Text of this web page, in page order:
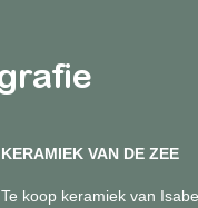
KERAMIEK VAN DE ZEE
Te koop keramiek van